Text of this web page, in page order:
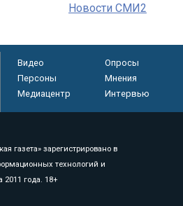
Новости СМИ2
Видео Опросы
Персоны
Мнения
Медиацентр
Интервью
газета» зарегистрировано в
технологий и
2011 года. 18+